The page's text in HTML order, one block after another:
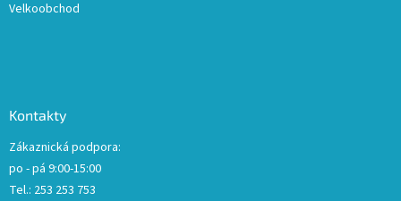
Velkoobchod
Kontakty
Zákaznická podpora:
po - pá 9:00-15:00
Tel.: 253 253 753